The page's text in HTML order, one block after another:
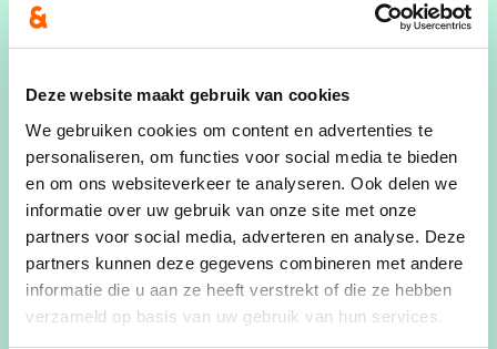
Deze website maakt gebruik van cookies
We gebruiken cookies om content en advertenties te
personaliseren, om functies voor social media te bieden
en om ons websiteverkeer te analyseren. Ook delen we
informatie over uw gebruik van onze site met onze
partners voor social media, adverteren en analyse. Deze
partners kunnen deze gegevens combineren met andere
informatie die u aan ze heeft verstrekt of die ze hebben
verzameld op basis van uw gebruik van hun services.
Caroline Demeyere
Bestuurslid
View Caroline Demeyere's profile